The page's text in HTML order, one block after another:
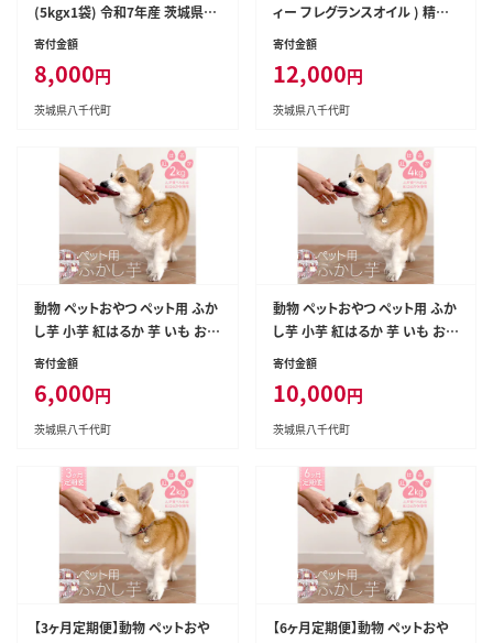
(5kgx1袋) 令和7年産 茨城県産
こしひかり 白米 精米 茨城県 八
寄付金額
8,000円
茨城県八千代町
ィー フレグランスオイル ) 精油
10ml×6本 ( チェリー 、 葡萄 、
リー 、 ザクロ ) オイル アロマオ
イル アロマ フレグランス 香り リ
セット 母の日 贈り物 癒し ふるさ
と納税 [BX052ya]
寄付金額
12,000円
茨城県八千代町
動物 ペットおやつ ペット用 ふか
し芋 小芋 紅はるか 芋 いも おや
つ 動物 ペットフード 犬 猫 間食
a]
寄付金額
6,000円
茨城県八千代町
動物 ペットおやつ ペット用 ふか
し芋 小芋 紅はるか 芋 いも おや
つ 動物 ペットフード 犬 猫 間食
a]
寄付金額
10,000円
茨城県八千代町
【3ヶ月定期便】動物 ペットおや
【6ヶ月定期便】動物 ペットおや